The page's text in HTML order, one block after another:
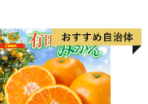
果肉 長野県産 小諸市